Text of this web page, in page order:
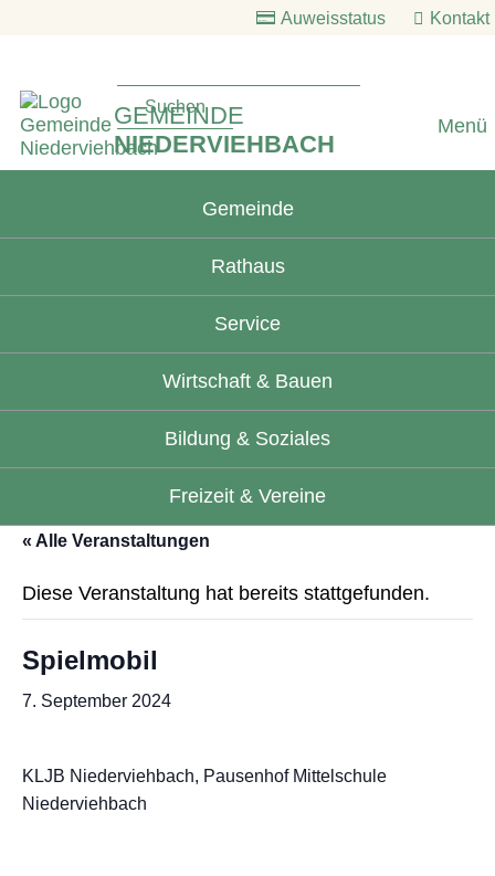
Menü
Auweisstatus Kontakt
GEMEINDE
NIEDERVIEHBACH
Gemeinde
Rathaus
Service
Wirtschaft & Bauen
Bildung & Soziales
Freizeit & Vereine
« Alle Veranstaltungen
Diese Veranstaltung hat bereits stattgefunden.
Spielmobil
7. September 2024
KLJB Niederviehbach, Pausenhof Mittelschule
Niederviehbach